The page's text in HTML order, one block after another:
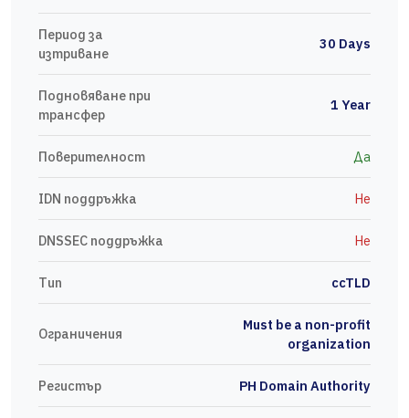
Период за
изтриване
30 Days
Подновяване при
трансфер
1 Year
Поверителност Да
IDN поддръжка Не
DNSSEC поддръжка Не
Тип ccTLD
Ограничения
Must be a non-profit
organization
Регистър PH Domain Authority